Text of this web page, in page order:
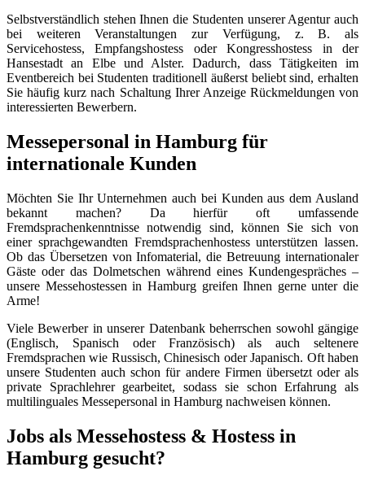
Selbstverständlich stehen Ihnen die Studenten unserer Agentur auch
bei weiteren Veranstaltungen zur Verfügung, z. B. als
Servicehostess, Empfangshostess oder Kongresshostess in der
Hansestadt an Elbe und Alster. Dadurch, dass Tätigkeiten im
Eventbereich bei Studenten traditionell äußerst beliebt sind, erhalten
Sie häufig kurz nach Schaltung Ihrer Anzeige Rückmeldungen von
interessierten Bewerbern.
Messepersonal in Hamburg für
internationale Kunden
Möchten Sie Ihr Unternehmen auch bei Kunden aus dem Ausland
bekannt machen? Da hierfür oft umfassende
Fremdsprachenkenntnisse notwendig sind, können Sie sich von
einer sprachgewandten Fremdsprachenhostess unterstützen lassen.
Ob das Übersetzen von Infomaterial, die Betreuung internationaler
Gäste oder das Dolmetschen während eines Kundengespräches –
unsere Messehostessen in Hamburg greifen Ihnen gerne unter die
Arme!
Viele Bewerber in unserer Datenbank beherrschen sowohl gängige
(Englisch, Spanisch oder Französisch) als auch seltenere
Fremdsprachen wie Russisch, Chinesisch oder Japanisch. Oft haben
unsere Studenten auch schon für andere Firmen übersetzt oder als
private Sprachlehrer gearbeitet, sodass sie schon Erfahrung als
multilinguales Messepersonal in Hamburg nachweisen können.
Jobs als Messehostess & Hostess in
Hamburg gesucht?